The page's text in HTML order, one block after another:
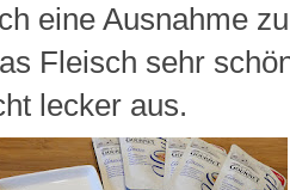
eine Ausnahme
Fleisch sehr
lecker aus.